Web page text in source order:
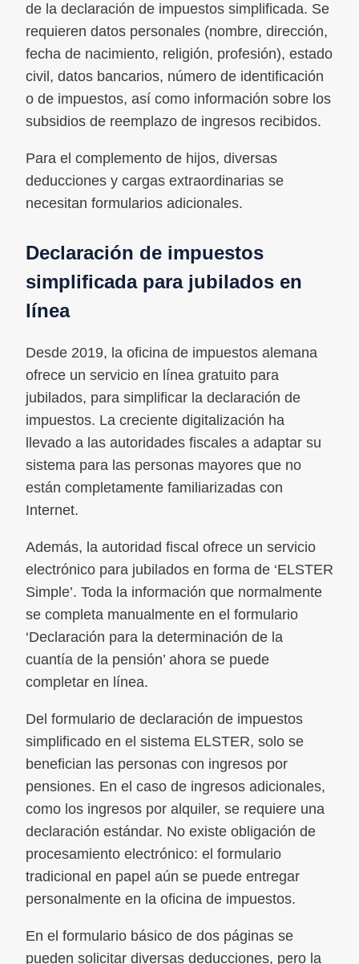
de la declaración de impuestos simplificada. Se
requieren datos personales (nombre, dirección,
fecha de nacimiento, religión, profesión), estado
civil, datos bancarios, número de identificación
o de impuestos, así como información sobre los
subsidios de reemplazo de ingresos recibidos.
Para el complemento de hijos, diversas
deducciones y cargas extraordinarias se
necesitan formularios adicionales.
Declaración de impuestos
simplificada para jubilados en
línea
Desde 2019, la oficina de impuestos alemana
ofrece un servicio en línea gratuito para
jubilados, para simplificar la declaración de
impuestos. La creciente digitalización ha
llevado a las autoridades fiscales a adaptar su
sistema para las personas mayores que no
están completamente familiarizadas con
Internet.
Además, la autoridad fiscal ofrece un servicio
electrónico para jubilados en forma de ‘ELSTER
Simple’. Toda la información que normalmente
se completa manualmente en el formulario
‘Declaración para la determinación de la
cuantía de la pensión’ ahora se puede
completar en línea.
Del formulario de declaración de impuestos
simplificado en el sistema ELSTER, solo se
benefician las personas con ingresos por
pensiones. En el caso de ingresos adicionales,
como los ingresos por alquiler, se requiere una
declaración estándar. No existe obligación de
procesamiento electrónico: el formulario
tradicional en papel aún se puede entregar
personalmente en la oficina de impuestos.
En el formulario básico de dos páginas se
pueden solicitar diversas deducciones, pero la